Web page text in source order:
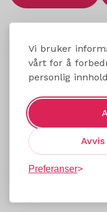
Vi bruker
vårt for å
personlig
Preferanser